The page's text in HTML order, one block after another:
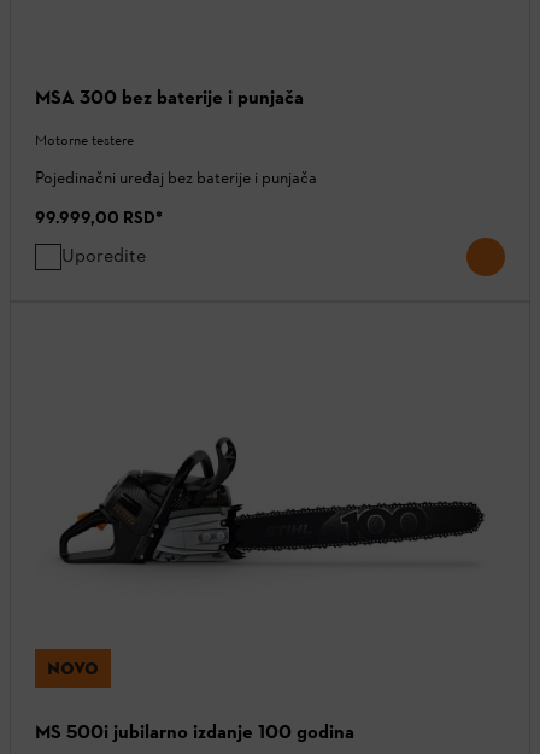
MSA 300 bez baterije i punjača
Motorne testere
Pojedinačni uređaj bez baterije i punjača
99.999,00 RSD*
Uporedite
NOVO
MS 500i jubilarno izdanje 100 godina